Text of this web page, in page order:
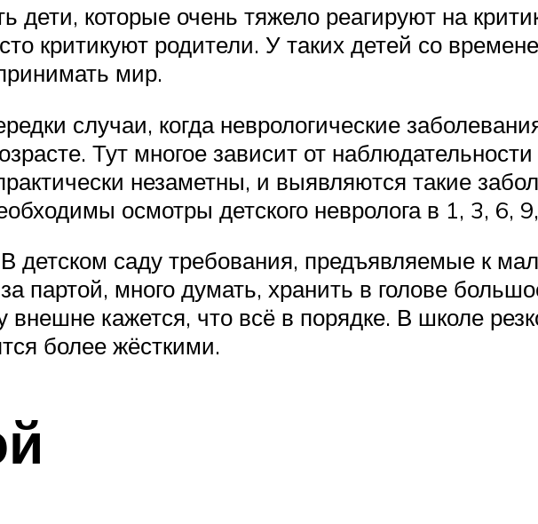
дети, которые очень тяжело реагируют на
критикуют родители. У таких детей со
мир.
случаи, когда неврологические
Тут многое зависит от
незаметны, и выявляются такие
осмотры детского невролога в 1, 3, 6,
детском саду требования, предъявляемые к
партой, много думать, хранить в голове
кажется, что всё в порядке. В школе
более жёсткими.